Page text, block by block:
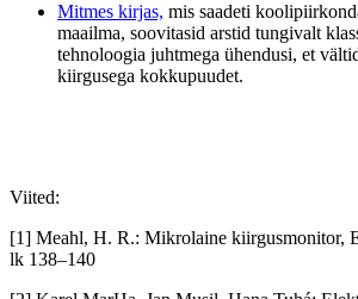
Mitmes kirjas, mis saadeti
maailma, soovitasid arstid tungivalt
tehnoloogia juhtmega ühendusi, et
kiirgusega kokkupuudet.
Viited:
[1] Meahl, H. R.: Mikrolaine kiirgusmonitor,
lk 138–140